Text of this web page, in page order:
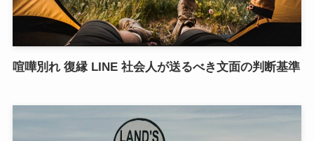
喧嘩別れ 復縁 LINE 社会人が送るべき文面の判断基準